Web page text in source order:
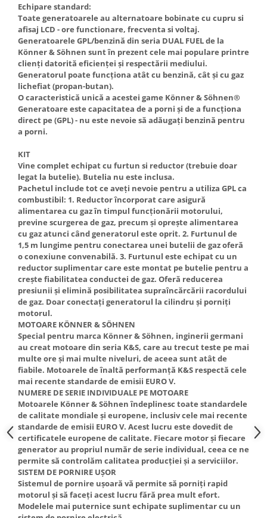
Truse de lipit PPR
Ventuze cu brate pentru transport
Vibratoare beton
Uscatoare de rufe
Masini de facut paine
Pachete electrocasnice
incorporabile
Seturi oale
SANDWICH MAKER
Storcatoare de fructe
Televizoare
Echipare standard:
Toate generatoarele au alternatoare bobinate cu cupru si
afisaj LCD - ore functionare, frecventa si voltaj.
Generatoarele GPL/benzină din seria DUAL FUEL de la
Könner & Söhnen sunt în prezent cele mai populare printre
clienți datorită eficienței și respectării mediului.
Generatorul poate funcționa atât cu benzină, cât și cu gaz
lichefiat (propan-butan).
O caracteristică unică a acestei game Könner & Söhnen®
Generatoare este capacitatea de a porni și de a funcționa
direct pe (GPL) - nu este nevoie să adăugați benzină pentru
a porni.
KIT
Vine complet echipat cu furtun si reductor (trebuie doar
legat la butelie). Butelia nu este inclusa.
Pachetul include tot ce aveți nevoie pentru a utiliza GPL ca
combustibil: 1. Reductor încorporat care asigură
alimentarea cu gaz în timpul funcționării motorului,
previne scurgerea de gaz, precum și oprește alimentarea
cu gaz atunci când generatorul este oprit. 2. Furtunul de
1,5 m lungime pentru conectarea unei butelii de gaz oferă
o conexiune convenabilă. 3. Furtunul este echipat cu un
reductor suplimentar care este montat pe butelie pentru a
crește fiabilitatea conductei de gaz. Oferă reducerea
presiunii și elimină posibilitatea supraîncărcării racordului
de gaz. Doar conectați generatorul la cilindru și porniți
motorul.
MOTOARE KÖNNER & SÖHNEN
Special pentru marca Könner & Söhnen, inginerii germani
au creat motoare din seria K&S, care au trecut teste pe mai
multe ore și mai multe niveluri, de aceea sunt atât de
fiabile. Motoarele de înaltă performanță K&S respectă cele
mai recente standarde de emisii EURO V.
NUMERE DE SERIE INDIVIDUALE PE MOTOARE
Motoarele Könner & Söhnen îndeplinesc toate standardele
de calitate mondiale și europene, inclusiv cele mai recente
standarde de emisii EURO V. Acest lucru este dovedit de
certificatele europene de calitate. Fiecare motor și fiecare
generator au propriul număr de serie individual, ceea ce ne
permite să controlăm calitatea producției și a serviciilor.
SISTEM DE PORNIRE UȘOR
Sistemul de pornire ușoară vă permite să porniți rapid
motorul și să faceți acest lucru fără prea mult efort.
Modelele mai puternice sunt echipate suplimentar cu un